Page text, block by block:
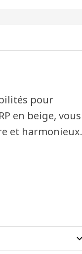
pour
en beige, vous
et harmonieux.